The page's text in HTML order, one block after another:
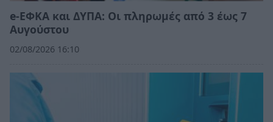
e-ΕΦΚΑ και ΔΥΠΑ: Οι πληρωμές από 3 έως 7
Αυγούστου
02/08/2026 16:10